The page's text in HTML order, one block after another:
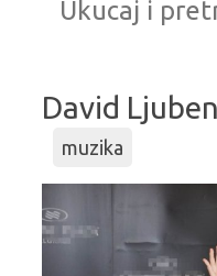
David
muzika